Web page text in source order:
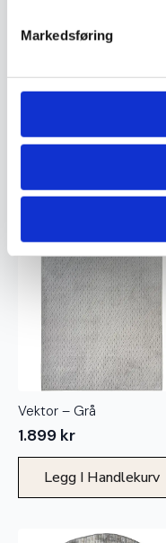
Markedsføring
899
Vektor – Grå
1.899 kr
Legg I Handlekurv